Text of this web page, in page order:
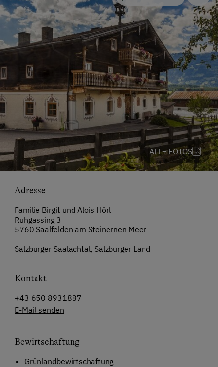
ALLE FOTOS
Adresse
Familie Birgit und Alois Hörl
Ruhgassing 3
5760 Saalfelden am Steinernen Meer
Salzburger Saalachtal, Salzburger Land
Kontakt
+43 650 8931887
E-Mail senden
Bewirtschaftung
Grünlandbewirtschaftung